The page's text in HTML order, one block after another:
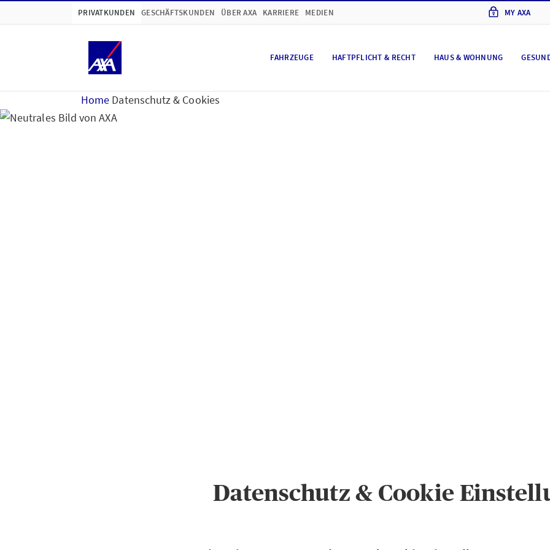
PRIVATKUNDEN GESCHÄFTSKUNDEN ÜBER AXA KARRIERE MEDIEN MY AXA
FAHRZEUGE HAFTPFLICHT & RECHT HAUS & WOHNUNG
Home Datenschutz & Cookies
Datenschutz & Cookie